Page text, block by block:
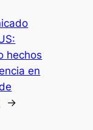
hechos
en
→